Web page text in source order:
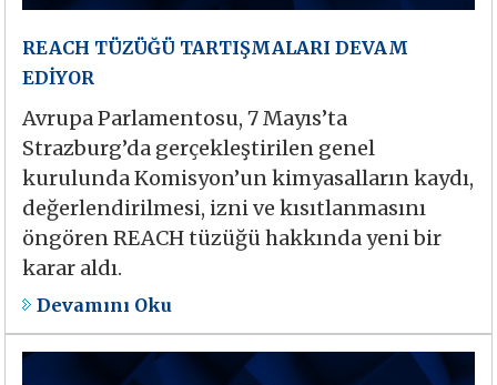
REACH TÜZÜĞÜ TARTIŞMALARI DEVAM
EDİYOR
Avrupa Parlamentosu, 7 Mayıs’ta
Strazburg’da gerçekleştirilen genel
kurulunda Komisyon’un kimyasalların kaydı,
değerlendirilmesi, izni ve kısıtlanmasını
öngören REACH tüzüğü hakkında yeni bir
karar aldı.
Devamını Oku